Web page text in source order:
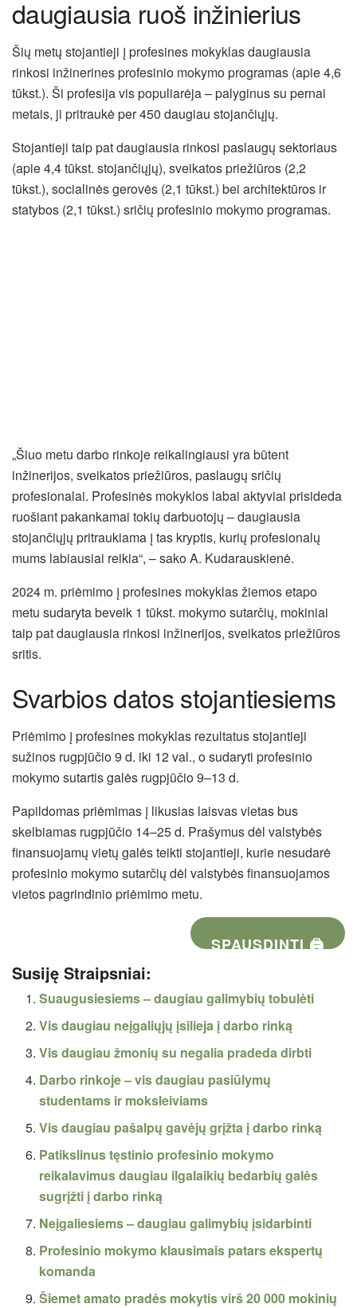
daugiausia ruoš inžinierius
Šių metų stojantieji į profesines mokyklas daugiausia
rinkosi inžinerines profesinio mokymo programas (apie 4,6
tūkst.). Ši profesija vis populiarėja – palyginus su pernai
metais, ji pritraukė per 450 daugiau stojančiųjų.
Stojantieji taip pat daugiausia rinkosi paslaugų sektoriaus
(apie 4,4 tūkst. stojančiųjų), sveikatos priežiūros (2,2
tūkst.), socialinės gerovės (2,1 tūkst.) bei architektūros ir
statybos (2,1 tūkst.) sričių profesinio mokymo programas.
„Šiuo metu darbo rinkoje reikalingiausi yra būtent
inžinerijos, sveikatos priežiūros, paslaugų sričių
profesionalai. Profesinės mokyklos labai aktyviai prisideda
ruošiant pakankamai tokių darbuotojų – daugiausia
stojančiųjų pritraukiama į tas kryptis, kurių profesionalų
mums labiausiai reikia“, – sako A. Kudarauskienė.
2024 m. priėmimo į profesines mokyklas žiemos etapo
metu sudaryta beveik 1 tūkst. mokymo sutarčių, mokiniai
taip pat daugiausia rinkosi inžinerijos, sveikatos priežiūros
sritis.
Svarbios datos stojantiesiems
Priėmimo į profesines mokyklas rezultatus stojantieji
sužinos rugpjūčio 9 d. iki 12 val., o sudaryti profesinio
mokymo sutartis galės rugpjūčio 9–13 d.
Papildomas priėmimas į likusias laisvas vietas bus
skelbiamas rugpjūčio 14–25 d. Prašymus dėl valstybės
finansuojamų vietų galės teikti stojantieji, kurie nesudarė
profesinio mokymo sutarčių dėl valstybės finansuojamos
vietos pagrindinio priėmimo metu.
SPAUSDINTI 🖨
Susiję Straipsniai:
Suaugusiesiems – daugiau galimybių tobulėti
Vis daugiau neįgaliųjų įsilieja į darbo rinką
Vis daugiau žmonių su negalia pradeda dirbti
Darbo rinkoje – vis daugiau pasiūlymų
studentams ir moksleiviams
Vis daugiau pašalpų gavėjų grįžta į darbo rinką
Patikslinus tęstinio profesinio mokymo
reikalavimus daugiau ilgalaikių bedarbių galės
sugrįžti į darbo rinką
Neįgaliesiems – daugiau galimybių įsidarbinti
Profesinio mokymo klausimais patars ekspertų
komanda
Šiemet amato pradės mokytis virš 20 000 mokinių